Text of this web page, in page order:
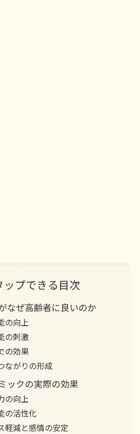
ップできる目次
なぜ高齢者に良いのか
の向上
の刺激
の効果
ながりの形成
ックの実際の効果
の向上
の活性化
軽減と感情の安定